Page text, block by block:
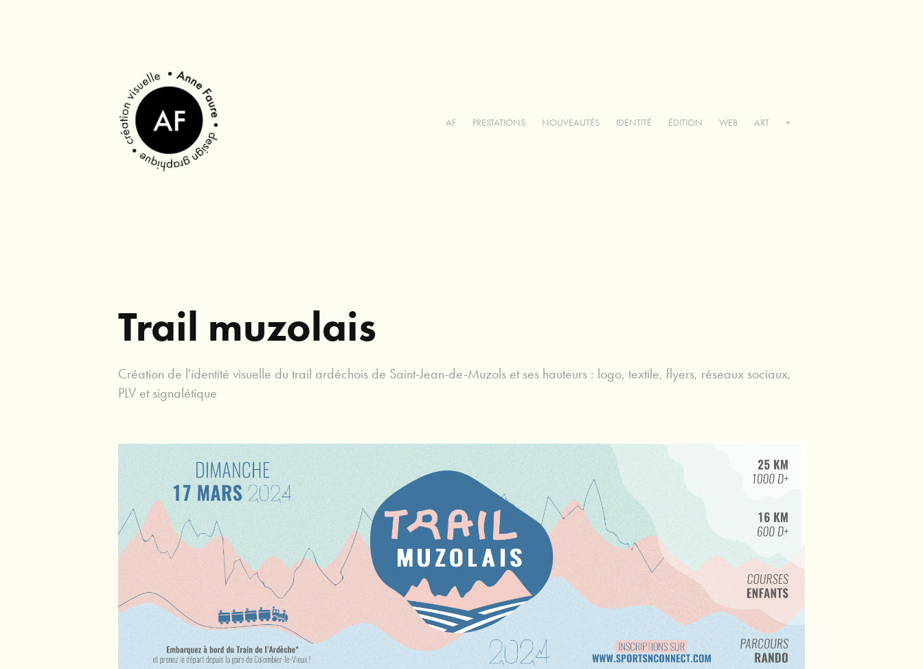
AF PRESTATIONS NOUVEAUTÉS IDENTITÉ ÉDITION WEB ART +
Trail muzolais
Création de l'identité visuelle du trail ardéchois de Saint-Jean-de-Muzols et ses hauteurs : logo, textile, flyers, réseaux sociaux,
PLV et signalétique